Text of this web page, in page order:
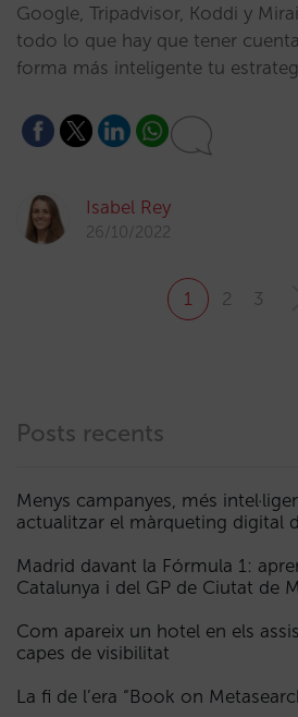
Google, Tripadvisor, Koddi y
todo lo que hay que tener
forma más inteligente tu
Isabel Rey
26/10/2022
1 2 3
Posts recents
Menys campanyes, més
actualitzar el màrqueting digital
Madrid davant la Fórmula 1:
Catalunya i del GP de Ciutat de
Com apareix un hotel en els
capes de visibilitat
La fi de l’era “Book on